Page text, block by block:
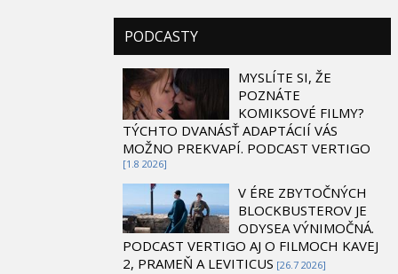
PODCASTY
MYSLÍTE SI, ŽE
POZNÁTE
KOMIKSOVÉ FILMY?
TÝCHTO DVANÁSŤ ADAPTÁCIÍ VÁS
MOŽNO PREKVAPÍ. PODCAST VERTIGO
[1.8 2026]
V ÉRE ZBYTOČNÝCH
BLOCKBUSTEROV JE
ODYSEA VÝNIMOČNÁ.
PODCAST VERTIGO AJ O FILMOCH KAVEJ
2, PRAMEŇ A LEVITICUS [26.7 2026]